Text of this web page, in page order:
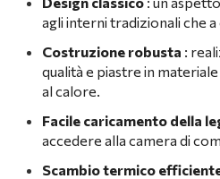
agli interni tradizionali che
Costruzione robusta :
qualità e piastre in
al calore.
Facile caricamento della
accedere alla camera di
Scambio termico